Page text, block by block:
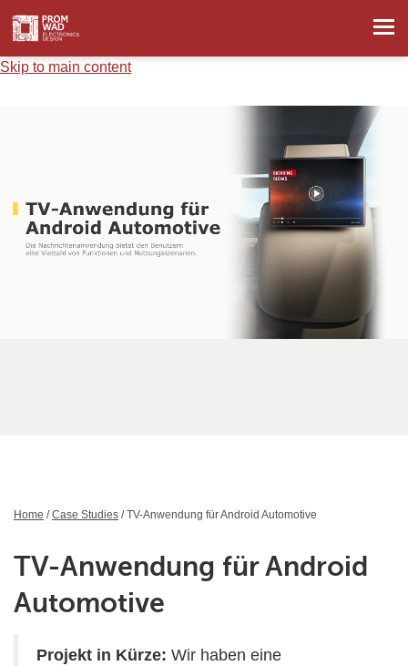
Skip to main content
Home /Case Studies / TV-Anwendung für Android Automotive
TV-Anwendung für Android
Automotive
Projekt in Kürze: Wir haben eine